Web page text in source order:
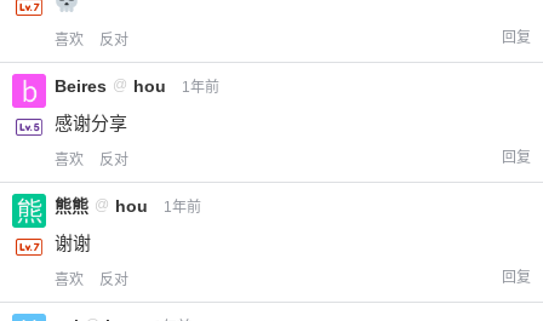
喜欢 反对 回复
Beires @ hou 1年前
感谢分享
喜欢 反对 回复
熊熊 @ hou 1年前
谢谢
喜欢 反对 回复